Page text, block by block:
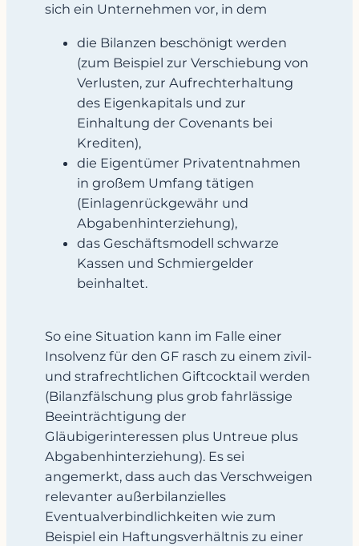
sich ein Unternehmen vor, in dem
die Bilanzen beschönigt werden
(zum Beispiel zur Verschiebung von
Verlusten, zur Aufrechterhaltung
des Eigenkapitals und zur
Einhaltung der Covenants bei
Krediten),
die Eigentümer Privatentnahmen
in großem Umfang tätigen
(Einlagenrückgewähr und
Abgabenhinterziehung),
das Geschäftsmodell schwarze
Kassen und Schmiergelder
beinhaltet.
So eine Situation kann im Falle einer
Insolvenz für den GF rasch zu einem zivil-
und strafrechtlichen Giftcocktail werden
(Bilanzfälschung plus grob fahrlässige
Beeinträchtigung der
Gläubigerinteressen plus Untreue plus
Abgabenhinterziehung). Es sei
angemerkt, dass auch das Verschweigen
relevanter außerbilanzielles
Eventualverbindlichkeiten wie zum
Beispiel ein Haftungsverhältnis zu einer